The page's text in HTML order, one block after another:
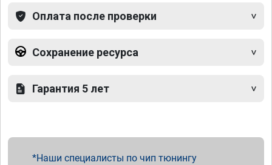
Оплата после проверки
Сохранение ресурса
Гарантия 5 лет
Наши специалисты по чип тюнингу